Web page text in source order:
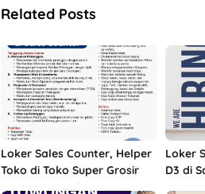
Related Posts
Loker Sales Counter, Helper
Toko di Toko Super Grosir
Nonongan, Solo
Loker
D3 di